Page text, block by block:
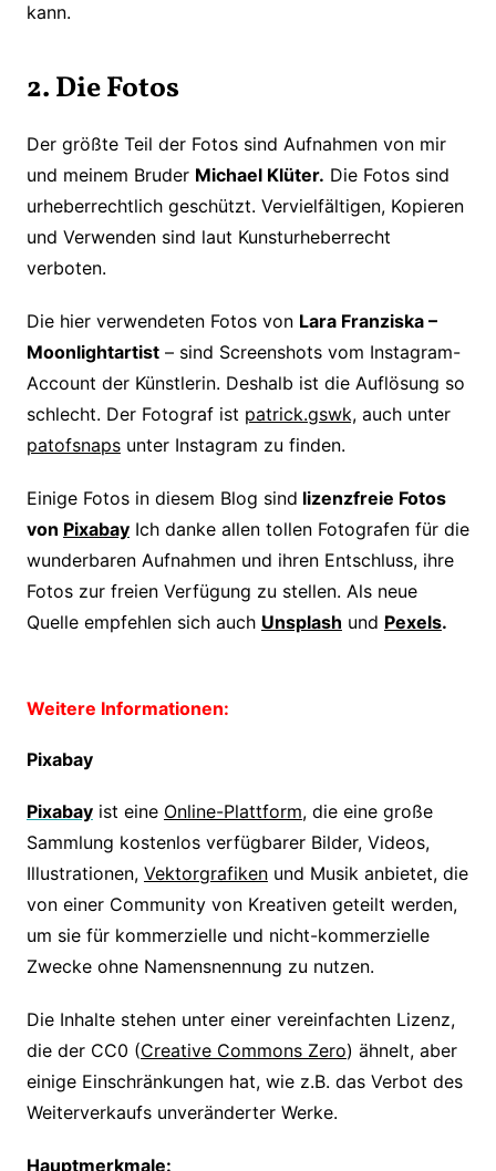
kann.
2. Die Fotos
Der größte Teil der Fotos sind Aufnahmen von mir
und meinem Bruder Michael Klüter. Die Fotos sind
urheberrechtlich geschützt. Vervielfältigen, Kopieren
und Verwenden sind laut Kunsturheberrecht
verboten.
Die hier verwendeten Fotos von Lara Franziska –
Moonlightartist– sind Screenshots vom Instagram-
Account der Künstlerin. Deshalb ist die Auflösung so
schlecht. Der Fotograf ist patrick.gswk,auch unter
patofsnapsunter Instagram zu finden.
Einige Fotos in diesem Blog sind lizenzfreie Fotos
von PixabayIch danke allen tollen Fotografen für die
wunderbaren Aufnahmen und ihren Entschluss, ihre
Fotos zur freien Verfügung zu stellen. Als neue
Quelle empfehlen sich auch Unsplash und Pexels.
Weitere Informationen:
Pixabay
Pixabayist eine Online-Plattform, die eine große
Sammlung kostenlos verfügbarer Bilder, Videos,
Illustrationen, Vektorgrafikenund Musik anbietet, die
von einer Community von Kreativen geteilt werden,
um sie für kommerzielle und nicht-kommerzielle
Zwecke ohne Namensnennung zu nutzen.
Die Inhalte stehen unter einer vereinfachten Lizenz,
die der CC0 (Creative Commons Zero) ähnelt, aber
einige Einschränkungen hat, wie z.B. das Verbot des
Weiterverkaufs unveränderter Werke.
Hauptmerkmale: